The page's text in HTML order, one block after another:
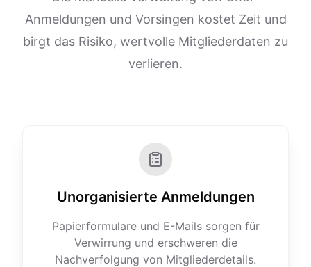
Anmeldungen und Vorsingen kostet Zeit und
birgt das Risiko, wertvolle Mitgliederdaten zu
verlieren.
Unorganisierte Anmeldungen
Papierformulare und E-Mails sorgen für
Verwirrung und erschweren die
Nachverfolgung von Mitgliederdetails.